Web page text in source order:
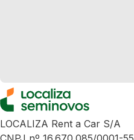
LOCALIZA Rent a Car S/A